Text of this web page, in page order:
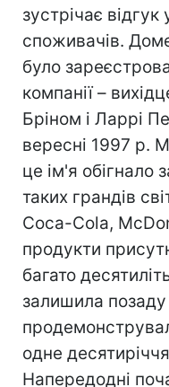
зустрічає відгук
споживачів.
було
компанії –
Бріном і Ларрі
вересні 1997 р.
це ім'я обігнало
таких грандів
Coca-Cola,
продукти
багато
залишила
одне
Напередодні